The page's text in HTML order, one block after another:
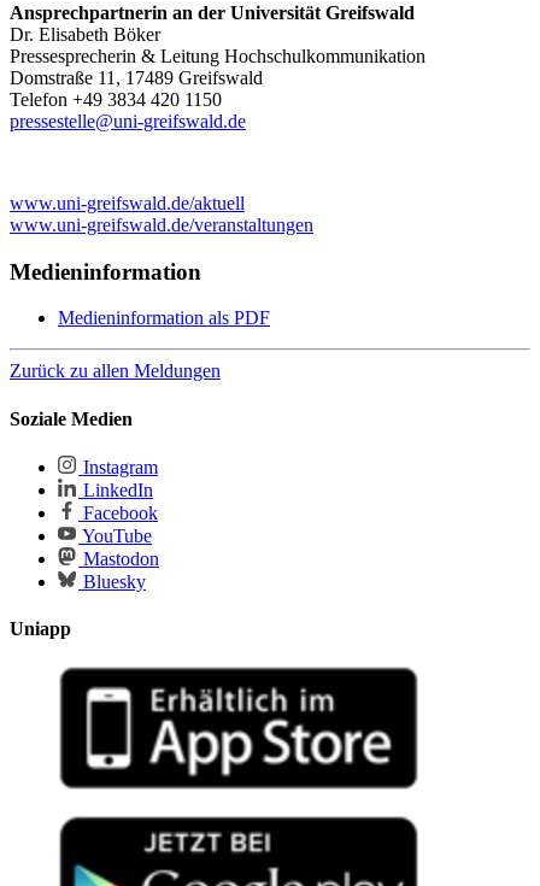
Ansprechpartnerin an der Universität Greifswald
Dr. Elisabeth Böker
Pressesprecherin & Leitung Hochschulkommunikation
Domstraße 11, 17489 Greifswald
Telefon +49 3834 420 1150
pressestelle@uni-greifswald.de
www.uni-greifswald.de/aktuell
www.uni-greifswald.de/veranstaltungen
Medieninformation
Medieninformation als PDF
Zurück zu allen Meldungen
Soziale Medien
Instagram
LinkedIn
Facebook
YouTube
Mastodon
Bluesky
Uniapp